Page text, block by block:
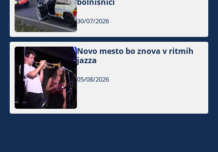
30/07/2026
Novo mesto bo znova v ritmih
jazza
05/08/2026